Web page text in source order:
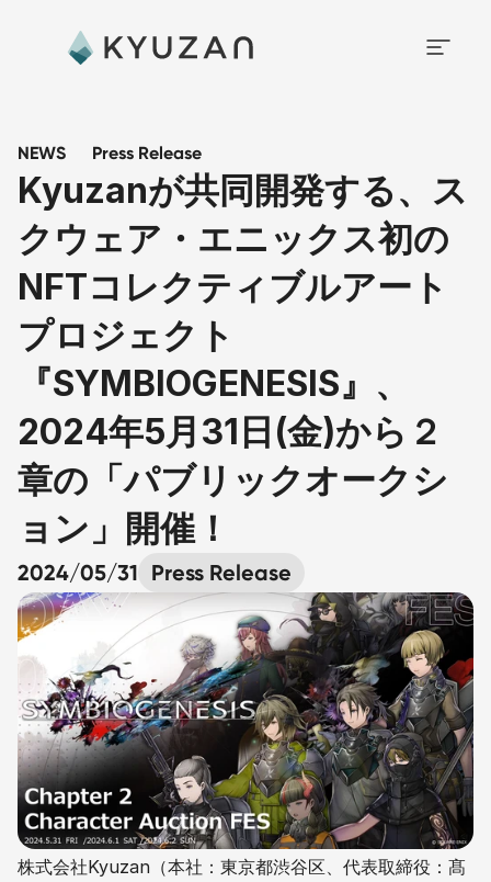
NEWS Press Release
Kyuzanが共同開発する、ス
クウェア・エニックス初の
NFTコレクティブルアート
プロジェクト
『SYMBIOGENESIS』、
2024年5月31日(金)から２
章の「パブリックオークシ
ョン」開催！
2024/05/31 Press Release
株式会社Kyuzan（本社：東京都渋谷区、代表取締役：髙